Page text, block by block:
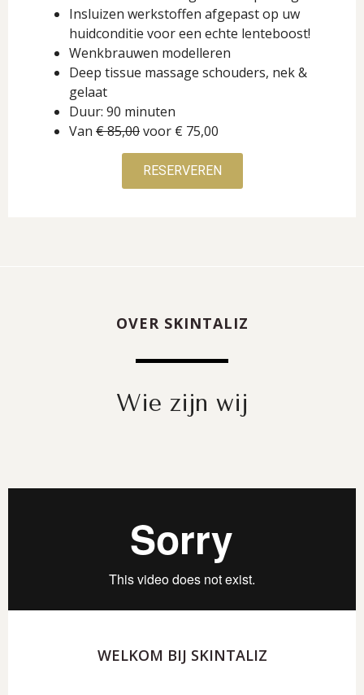
Insluizen werkstoffen afgepast op uw
huidconditie voor een echte lenteboost!
Wenkbrauwen modelleren
Deep tissue massage schouders, nek &
gelaat
Duur: 90 minuten
Van € 85,00voor € 75,00
RESERVEREN
OVER SKINTALIZ
Wie zijn wij
WELKOM BIJ SKINTALIZ